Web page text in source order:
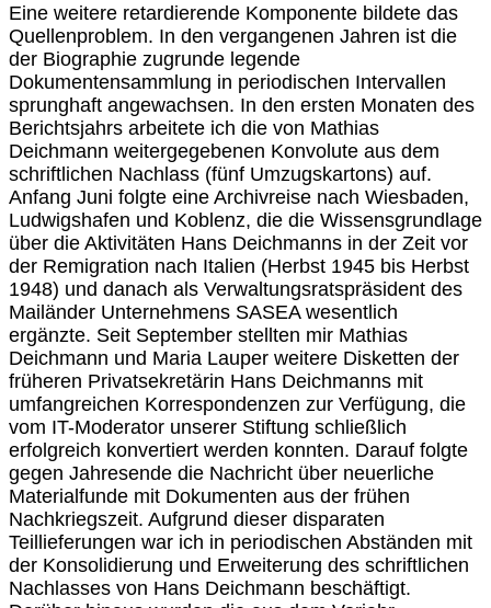
Eine weitere retardierende Komponente bildete das
Quellenproblem. In den vergangenen Jahren ist die
der Biographie zugrunde legende
Dokumentensammlung in periodischen Intervallen
sprunghaft angewachsen. In den ersten Monaten des
Berichtsjahrs arbeitete ich die von Mathias
Deichmann weitergegebenen Konvolute aus dem
schriftlichen Nachlass (fünf Umzugskartons) auf.
Anfang Juni folgte eine Archivreise nach Wiesbaden,
Ludwigshafen und Koblenz, die die Wissensgrundlage
über die Aktivitäten Hans Deichmanns in der Zeit vor
der Remigration nach Italien (Herbst 1945 bis Herbst
1948) und danach als Verwaltungsratspräsident des
Mailänder Unternehmens SASEA wesentlich
ergänzte. Seit September stellten mir Mathias
Deichmann und Maria Lauper weitere Disketten der
früheren Privatsekretärin Hans Deichmanns mit
umfangreichen Korrespondenzen zur Verfügung, die
vom IT-Moderator unserer Stiftung schließlich
erfolgreich konvertiert werden konnten. Darauf folgte
gegen Jahresende die Nachricht über neuerliche
Materialfunde mit Dokumenten aus der frühen
Nachkriegszeit. Aufgrund dieser disparaten
Teillieferungen war ich in periodischen Abständen mit
der Konsolidierung und Erweiterung des schriftlichen
Nachlasses von Hans Deichmann beschäftigt.